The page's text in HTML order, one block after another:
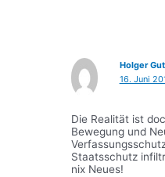
Holger
16. Juni
Die Realität ist
Bewegung und
Staatsschutz
nix Neues!